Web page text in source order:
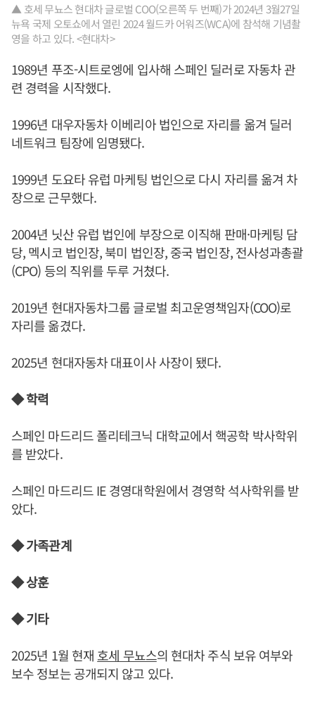
▲ 호세 무뇨스 현대차 글로벌 COO(오른쪽 두 번째)가 2024년 3월27일
뉴욕 국제 오토쇼에서 열린 2024 월드카 어워즈(WCA)에 참석해 기념촬
영을 하고 있다. <현대차>
1989년 푸조-시트로엥에 입사해 스페인 딜러로 자동차 관
련 경력을 시작했다.
1996년 대우자동차 이베리아 법인으로 자리를 옮겨 딜러
네트워크 팀장에 임명됐다.
1999년 도요타 유럽 마케팅 법인으로 다시 자리를 옮겨 차
장으로 근무했다.
2004년 닛산 유럽 법인에 부장으로 이직해 판매·마케팅 담
당, 멕시코 법인장, 북미 법인장, 중국 법인장, 전사성과총괄
(CPO) 등의 직위를 두루 거쳤다.
2019년 현대자동차그룹 글로벌 최고운영책임자(COO)로
자리를 옮겼다.
2025년 현대자동차 대표이사 사장이 됐다.
◆ 학력
스페인 마드리드 폴리테크닉 대학교에서 핵공학 박사학위
를 받았다.
스페인 마드리드 IE 경영대학원에서 경영학 석사학위를 받
았다.
◆ 가족관계
◆ 상훈
◆ 기타
2025년 1월 현재 호세 무뇨스의 현대차 주식 보유 여부와
보수 정보는 공개되지 않고 있다.